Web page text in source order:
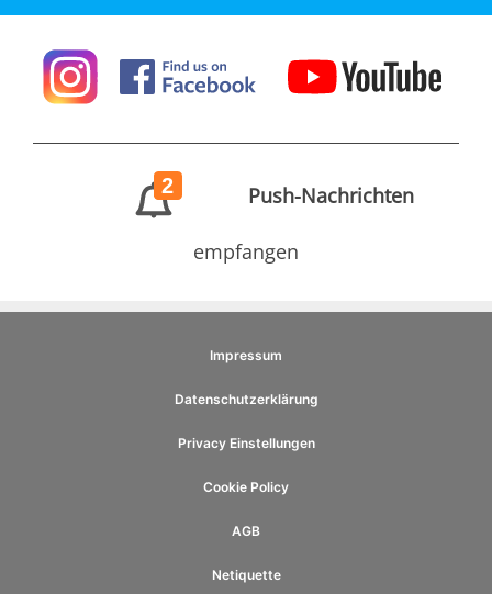
2 Push-Nachrichten
empfangen
Impressum
Datenschutzerklärung
Privacy Einstellungen
Cookie Policy
AGB
Netiquette